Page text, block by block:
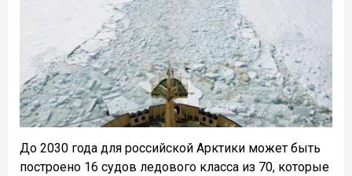
До 2030 года для российской Арктики может быть
построено 16 судов ледового класса из 70, которые